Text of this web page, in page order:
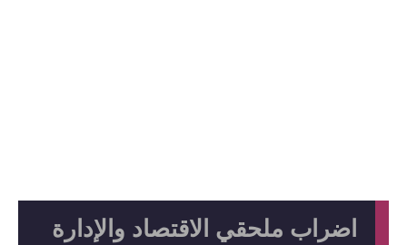
اضراب ملحقي الاقتصاد والإدارة